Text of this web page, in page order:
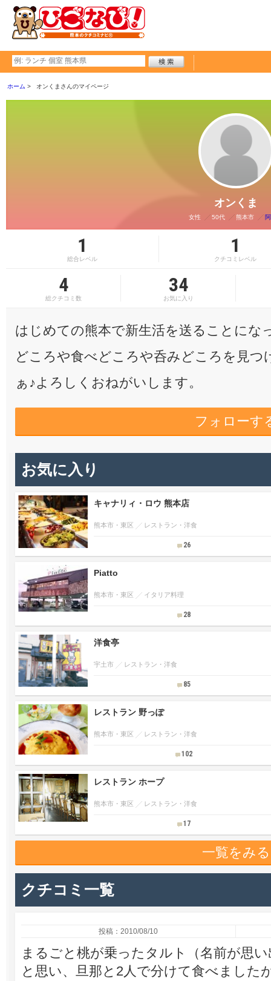
ホーム オンくまさんのマイページ
オンくま
女性 50代 熊本市
1
総合レベル
1
クチコミレベル
4
総クチコミ数
34
お気に入り
はじめての熊本で新生活を送ることに
どころや食べどころや呑みどころを見
ぁ♪よろしくおねがいします。
フォローす
お気に入り
キャナリィ・ロウ 熊本店
熊本市・東区 レストラン・洋食
26
Piatto
熊本市・東区 イタリア料理
28
洋食亭
宇土市 レストラン・洋食
85
レストラン 野っぽ
熊本市・東区 レストラン・洋食
102
レストラン ホープ
熊本市・東区 レストラン・洋食
17
一覧をみる
クチコミ一覧
投稿：2010/08/10
まるごと桃が乗ったタルト（名前が思
と思い、旦那と2人で分けて食べました